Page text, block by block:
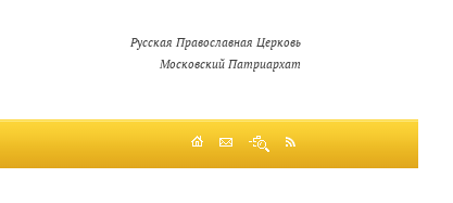
Русская Православная Церковь
Московский Патриархат